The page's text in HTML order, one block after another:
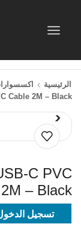
الرئيسية
Cable 2M – Black
C PVC
– Black
تسجيل